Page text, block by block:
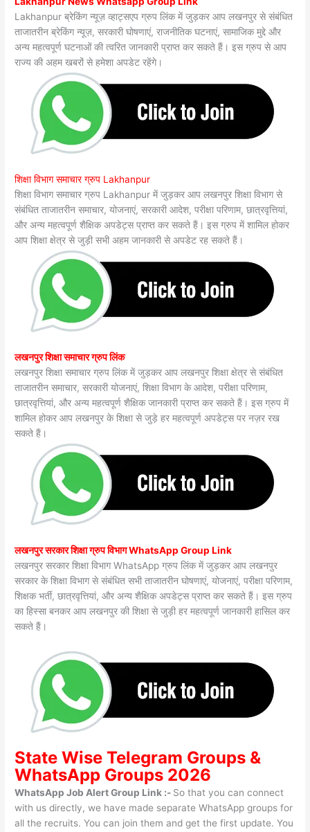
Lakhanpur ब्रेकिंग न्यूज़ व्हाट्सएप ग्रुप लिंक में जुड़कर आप लखनपुर से संबंधित
ताजातरीन ब्रेकिंग न्यूज़, सरकारी घोषणाएं, राजनीतिक घटनाएं, सामाजिक मुद्दे और
अन्य महत्वपूर्ण घटनाओं की त्वरित जानकारी प्राप्त कर सकते हैं। इस ग्रुप से आप
राज्य की अहम खबरों से हमेशा अपडेट रहेंगे।
शिक्षा विभाग समाचार ग्रुप Lakhanpur
शिक्षा विभाग समाचार ग्रुप Lakhanpur में जुड़कर आप लखनपुर शिक्षा विभाग से
संबंधित ताजातरीन समाचार, योजनाएं, सरकारी आदेश, परीक्षा परिणाम, छात्रवृत्तियां,
और अन्य महत्वपूर्ण शैक्षिक अपडेट्स प्राप्त कर सकते हैं। इस ग्रुप में शामिल होकर
आप शिक्षा क्षेत्र से जुड़ी सभी अहम जानकारी से अपडेट रह सकते हैं।
लखनपुर शिक्षा समाचार ग्रुप लिंक
लखनपुर शिक्षा समाचार ग्रुप लिंक में जुड़कर आप लखनपुर शिक्षा क्षेत्र से संबंधित
ताजातरीन समाचार, सरकारी योजनाएं, शिक्षा विभाग के आदेश, परीक्षा परिणाम,
छात्रवृत्तियां, और अन्य महत्वपूर्ण शैक्षिक जानकारी प्राप्त कर सकते हैं। इस ग्रुप में
शामिल होकर आप लखनपुर के शिक्षा से जुड़े हर महत्वपूर्ण अपडेट्स पर नज़र रख
सकते हैं।
लखनपुर सरकार शिक्षा ग्रुप विभाग WhatsApp Group Link
लखनपुर सरकार शिक्षा विभाग WhatsApp ग्रुप लिंक में जुड़कर आप लखनपुर
सरकार के शिक्षा विभाग से संबंधित सभी ताजातरीन घोषणाएं, योजनाएं, परीक्षा परिणाम,
शिक्षक भर्ती, छात्रवृत्तियां, और अन्य शैक्षिक अपडेट्स प्राप्त कर सकते हैं। इस ग्रुप
का हिस्सा बनकर आप लखनपुर की शिक्षा से जुड़ी हर महत्वपूर्ण जानकारी हासिल कर
सकते हैं।
State WiseTelegram Groups &
WhatsApp Groups 2026
WhatsApp Job Alert Group Link :- So that you can connect
with us directly, we have made separate WhatsApp groups for
all the recruits. You can join them and get the first update. You